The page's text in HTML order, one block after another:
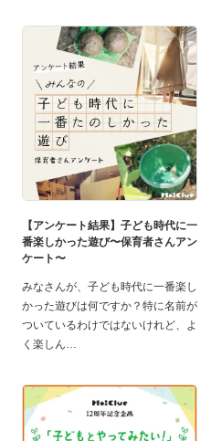
【アンケート結果】子ども時代に一
番楽しかった遊び〜保育者さんアン
ケート〜
みなさんが、子ども時代に一番楽し
かった遊びは何ですか？特に名前が
ついているわけではないけれど、よ
く楽しん